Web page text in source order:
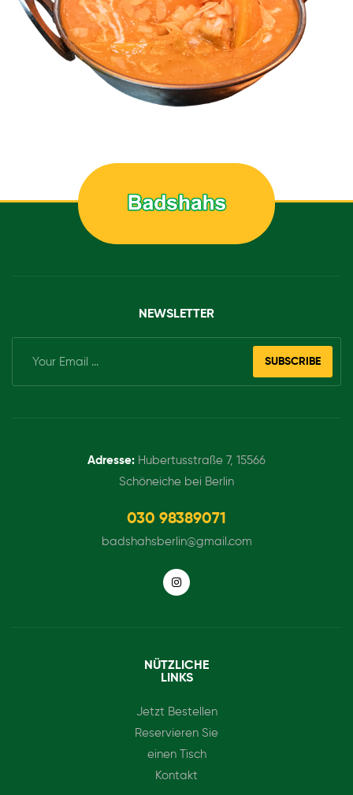
NEWSLETTER
SUBSCRIBE
Adresse: Hubertusstraße 7, 15566
Schöneiche bei Berlin
030 98389071
badshahsberlin@gmail.com
NÜTZLICHE
LINKS
Jetzt Bestellen
Reservieren Sie
einen Tisch
Kontakt